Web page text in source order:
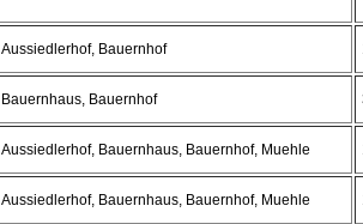
Aussiedlerhof, Bauernhof
Bauernhaus, Bauernhof
Aussiedlerhof, Bauernhaus, Bauernhof, Muehle
Aussiedlerhof, Bauernhaus, Bauernhof, Muehle